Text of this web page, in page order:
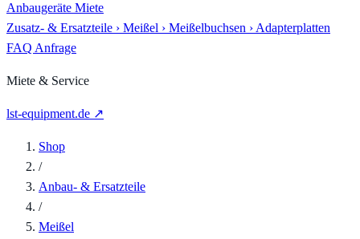
Anbaugeräte Miete
Zusatz- & Ersatzteile › Meißel › Meißelbuchsen › Adapterplatten
FAQ Anfrage
Miete & Service
lst-equipment.de ↗
Shop
/
Anbau- & Ersatzteile
/
Meißel